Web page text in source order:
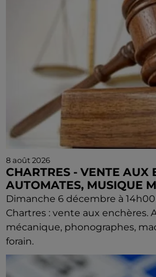
8 août 2026
CHARTRES - VENTE AUX
AUTOMATES, MUSIQUE
Dimanche 6 décembre à 14h00
Chartres : vente aux enchères.
mécanique, phonographes,
forain.